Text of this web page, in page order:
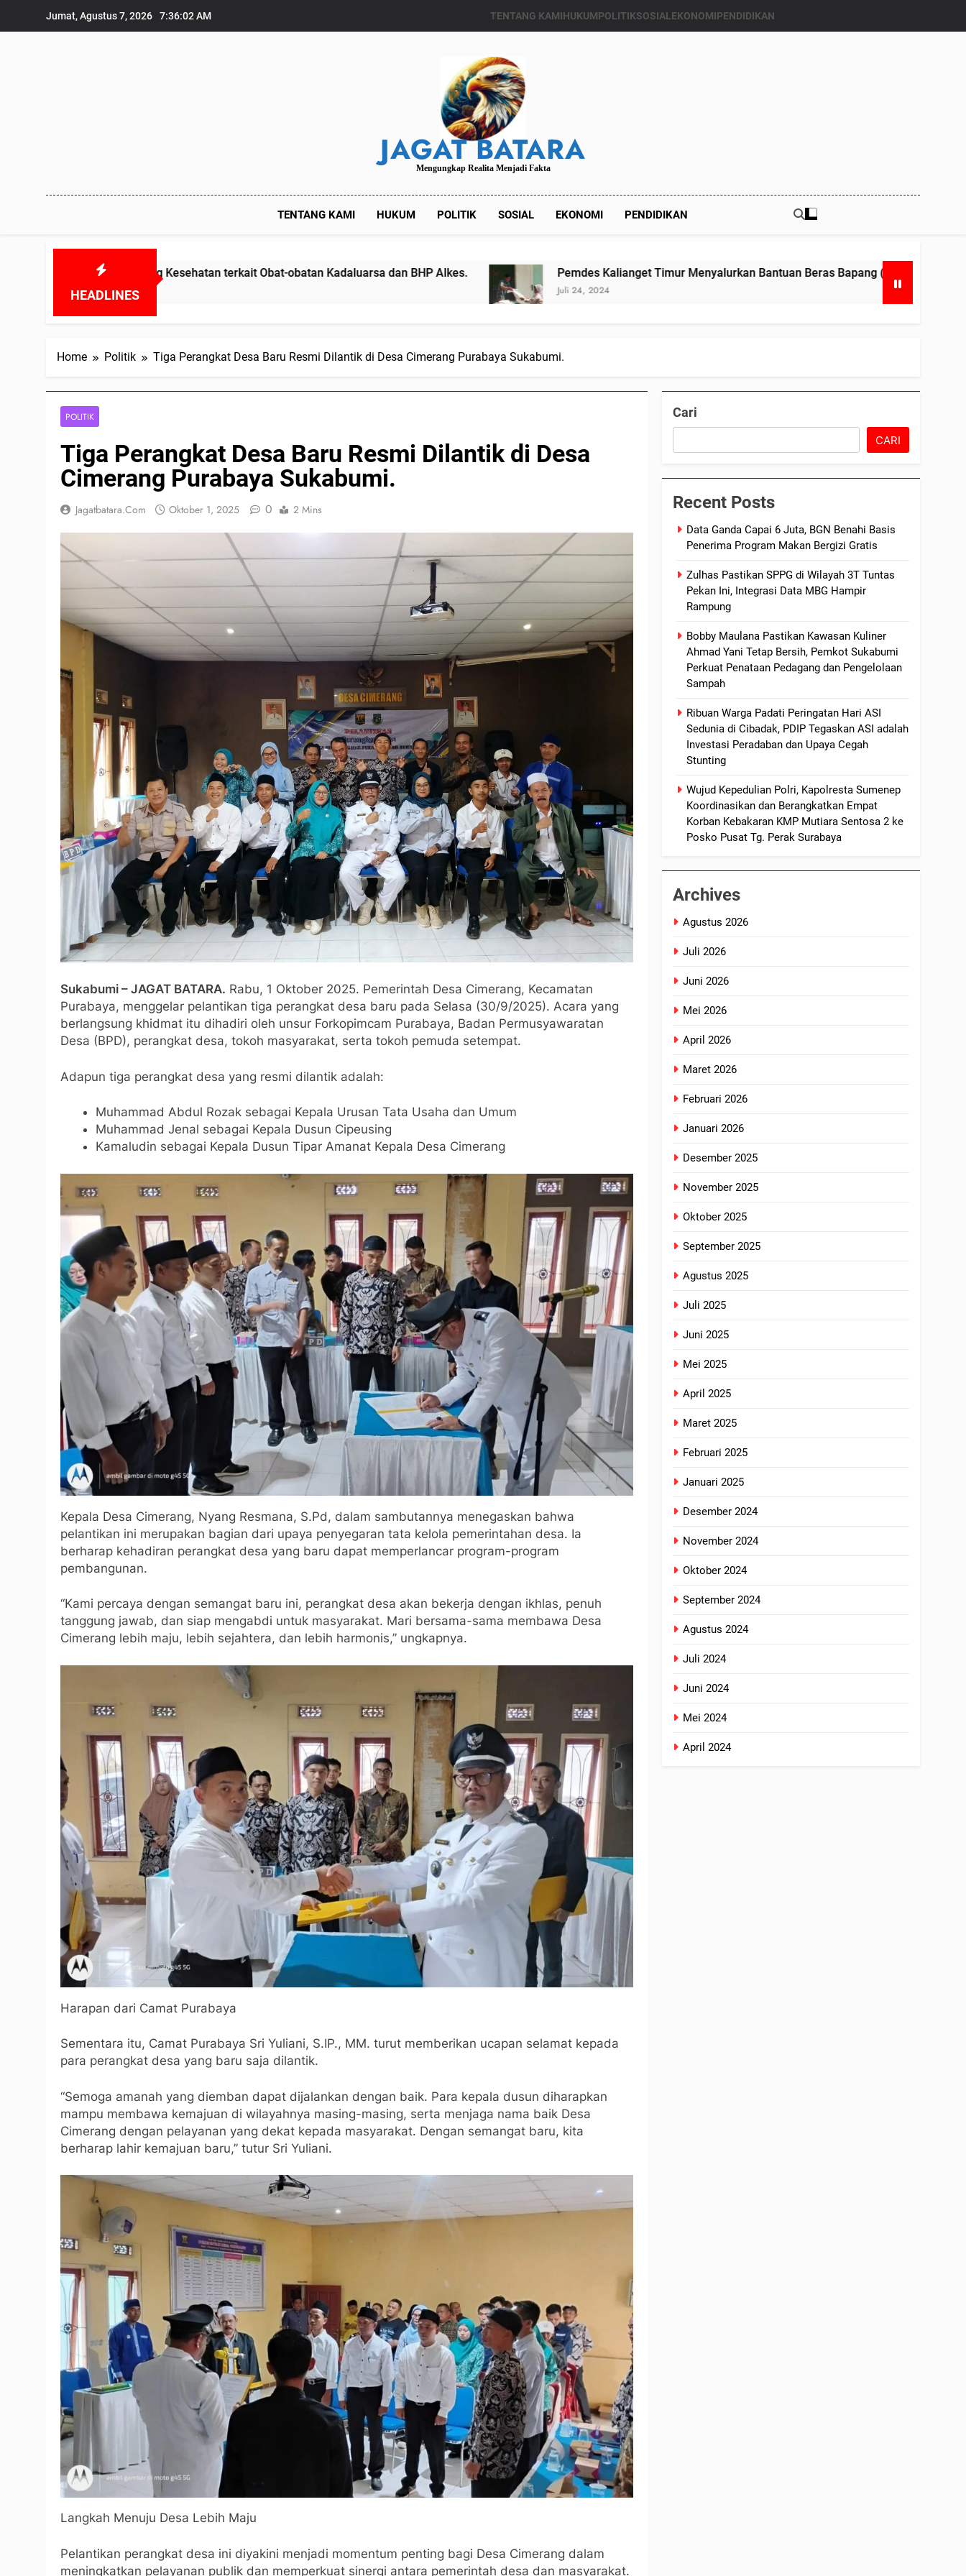
Jumat, Agustus 7, 2026 7:36:04 AM TENTANG KAMIHUKUMPOLITIKSOSIALEKONOMIPENDIDIKAN
JAGAT BATARA
Mengungkap Realita Menjadi Fakta
TENTANG KAMI HUKUM POLITIK SOSIAL EKONOMI PENDIDIKAN
HEADLINES
Kesehatan terkait Obat-obatan Kadaluarsa dan BHP Alkes. Pemdes Kalianget Timur Menyalurkan Bantuan Beras Bapang (Bantuan Pangan) ke Enam Kalinya.
Home Politik Tiga Perangkat Desa Baru Resmi Dilantik di Desa Cimerang Purabaya Sukabumi.
POLITIK
Tiga Perangkat Desa Baru Resmi Dilantik di Desa
Cimerang Purabaya Sukabumi.
Jagatbatara.com Oktober 1, 2025 0 2 Mins
Sukabumi – JAGAT BATARA. Rabu, 1 Oktober 2025. Pemerintah Desa Cimerang, Kecamatan
Purabaya, menggelar pelantikan tiga perangkat desa baru pada Selasa (30/9/2025). Acara yang
berlangsung khidmat itu dihadiri oleh unsur Forkopimcam Purabaya, Badan Permusyawaratan
Desa (BPD), perangkat desa, tokoh masyarakat, serta tokoh pemuda setempat.
Adapun tiga perangkat desa yang resmi dilantik adalah:
Muhammad Abdul Rozak sebagai Kepala Urusan Tata Usaha dan Umum
Muhammad Jenal sebagai Kepala Dusun Cipeusing
Kamaludin sebagai Kepala Dusun Tipar Amanat Kepala Desa Cimerang
Kepala Desa Cimerang, Nyang Resmana, S.Pd, dalam sambutannya menegaskan bahwa
pelantikan ini merupakan bagian dari upaya penyegaran tata kelola pemerintahan desa. Ia
berharap kehadiran perangkat desa yang baru dapat memperlancar program-program
pembangunan.
“Kami percaya dengan semangat baru ini, perangkat desa akan bekerja dengan ikhlas, penuh
tanggung jawab, dan siap mengabdi untuk masyarakat. Mari bersama-sama membawa Desa
Cimerang lebih maju, lebih sejahtera, dan lebih harmonis,” ungkapnya.
Harapan dari Camat Purabaya
Sementara itu, Camat Purabaya Sri Yuliani, S.IP., MM. turut memberikan ucapan selamat kepada
para perangkat desa yang baru saja dilantik.
“Semoga amanah yang diemban dapat dijalankan dengan baik. Para kepala dusun diharapkan
mampu membawa kemajuan di wilayahnya masing-masing, serta menjaga nama baik Desa
Cimerang dengan pelayanan yang dekat kepada masyarakat. Dengan semangat baru, kita
berharap lahir kemajuan baru,” tutur Sri Yuliani.
Langkah Menuju Desa Lebih Maju
Pelantikan perangkat desa ini diyakini menjadi momentum penting bagi Desa Cimerang dalam
meningkatkan pelayanan publik dan memperkuat sinergi antara pemerintah desa dan masyarakat.
Cari
CARI
Recent Posts
Data Ganda Capai 6 Juta, BGN Benahi Basis
Penerima Program Makan Bergizi Gratis
Zulhas Pastikan SPPG di Wilayah 3T Tuntas
Pekan Ini, Integrasi Data MBG Hampir
Rampung
Bobby Maulana Pastikan Kawasan Kuliner
Ahmad Yani Tetap Bersih, Pemkot Sukabumi
Perkuat Penataan Pedagang dan Pengelolaan
Sampah
Ribuan Warga Padati Peringatan Hari ASI
Sedunia di Cibadak, PDIP Tegaskan ASI adalah
Investasi Peradaban dan Upaya Cegah
Stunting
Wujud Kepedulian Polri, Kapolresta Sumenep
Koordinasikan dan Berangkatkan Empat
Korban Kebakaran KMP Mutiara Sentosa 2 ke
Posko Pusat Tg. Perak Surabaya
Archives
Agustus 2026
Juli 2026
Juni 2026
Mei 2026
April 2026
Maret 2026
Februari 2026
Januari 2026
Desember 2025
November 2025
Oktober 2025
September 2025
Agustus 2025
Juli 2025
Juni 2025
Mei 2025
April 2025
Maret 2025
Februari 2025
Januari 2025
Desember 2024
November 2024
Oktober 2024
September 2024
Agustus 2024
Juli 2024
Juni 2024
Mei 2024
April 2024